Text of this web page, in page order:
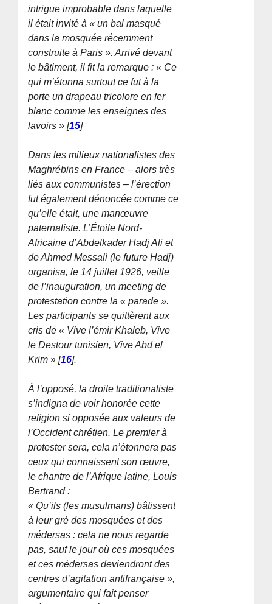
intrigue improbable dans laquelle
il était invité à« un bal masqué
dans la mosquée récemment
construite à Paris ». Arrivé devant
le bâtiment, il fit la remarque :« Ce
qui m’étonna surtout ce fut à la
porte un drapeau tricolore en fer
blanc comme les enseignes des
lavoirs » [15]
Dans les milieux nationalistes des
Maghrébins en France – alors très
liés aux communistes – l’érection
fut également dénoncée comme ce
qu’elle était, une manœuvre
paternaliste. L’Étoile Nord-
Africaine d’Abdelkader Hadj Ali et
de Ahmed Messali (le future Hadj)
organisa, le 14 juillet 1926, veille
de l’inauguration, un meeting de
protestation contre la « parade ».
Les participants se quittèrent aux
cris de « Vive l’émir Khaleb, Vive
le Destour tunisien, Vive Abd el
Krim » [16].
À l’opposé, la droite traditionaliste
s’indigna de voir honorée cette
religion si opposée aux valeurs de
l’Occident chrétien. Le premier à
protester sera, cela n’étonnera pas
ceux qui connaissent son œuvre,
le chantre de l’Afrique latine, Louis
Bertrand :
« Qu’ils (les musulmans) bâtissent
à leur gré des mosquées et des
médersas : cela ne nous regarde
pas, sauf le jour où ces mosquées
et ces médersas deviendront des
centres d’agitation antifrançaise »,
argumentaire qui fait penser